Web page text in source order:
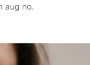
aug no.